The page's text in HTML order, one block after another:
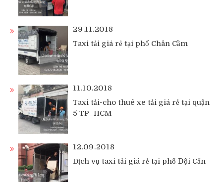
29.11.2018
Taxi tải giá rẻ tại phố Chân Cầm
11.10.2018
Taxi tải-cho thuê xe tải giá rẻ tại quận
5 TP_HCM
12.09.2018
Dịch vụ taxi tải giá rẻ tại phố Đội Cấn